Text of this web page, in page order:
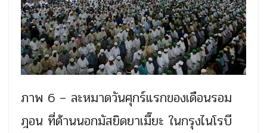
ภาพ 6 – ละหมาดวันศุกร์แรกของเดือนรอม
ฎอน ที่ด้านนอกมัสยิดยาเมี๊ยะ ในกรุงไนโรบี